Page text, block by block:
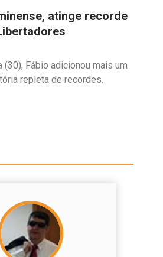
atinge recorde
(30), Fábio adicionou mais um
repleta de recordes.